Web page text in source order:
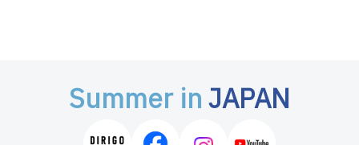
Summer inJAPAN